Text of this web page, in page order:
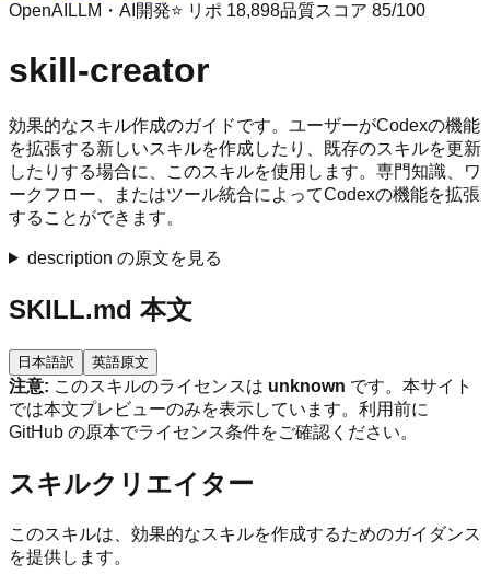
OpenAI LLM・AI開発⭐ リポ 18,898品質スコア 85/100
skill-creator
効果的なスキル作成のガイドです。ユーザーがCodexの機能
を拡張する新しいスキルを作成したり、既存のスキルを更新
したりする場合に、このスキルを使用します。専門知識、ワ
ークフロー、またはツール統合によってCodexの機能を拡張
することができます。
description の原文を見る
SKILL.md 本文
日本語訳 英語原文
注意: このスキルのライセンスは unknown です。本サイト
では本文プレビューのみを表示しています。利用前に
GitHub の原本でライセンス条件をご確認ください。
スキルクリエイター
このスキルは、効果的なスキルを作成するためのガイダンス
を提供します。